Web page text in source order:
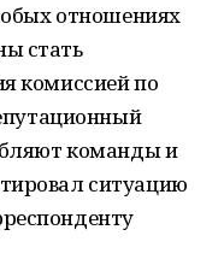
отношениях
стать
комиссией по
команды и
ситуацию